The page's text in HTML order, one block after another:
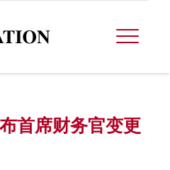
首席财务官变更